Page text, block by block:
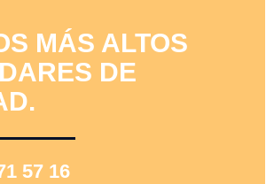
MÁS ALTOS
DE
57 16